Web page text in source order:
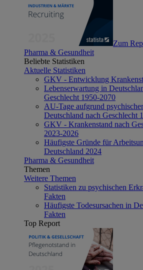
Zum
Pharma & Gesundheit
Beliebte Statistiken
Aktuelle Statistiken
GKV - Entwicklung
Lebenserwartung in
Geschlecht 1950-2070
AU-Tage aufgrund
Deutschland nach Geschlecht
GKV - Krankenstand nach
2023-2026
Häufigste Gründe für
Deutschland 2024
Pharma & Gesundheit
Themen
Weitere Themen
Statistiken zu psychischen
Fakten
Häufigste Todesursachen in
Fakten
Top Report